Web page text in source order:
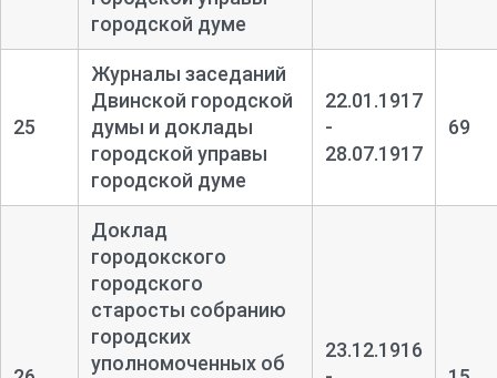
городской думе
25
Журналы заседаний
Двинской городской
думы и доклады
городской управы
городской думе
22.01.1917
-
28.07.1917
69
Доклад
городокского
городского
старосты собранию
городских
уполномоченных об
23.12.1916